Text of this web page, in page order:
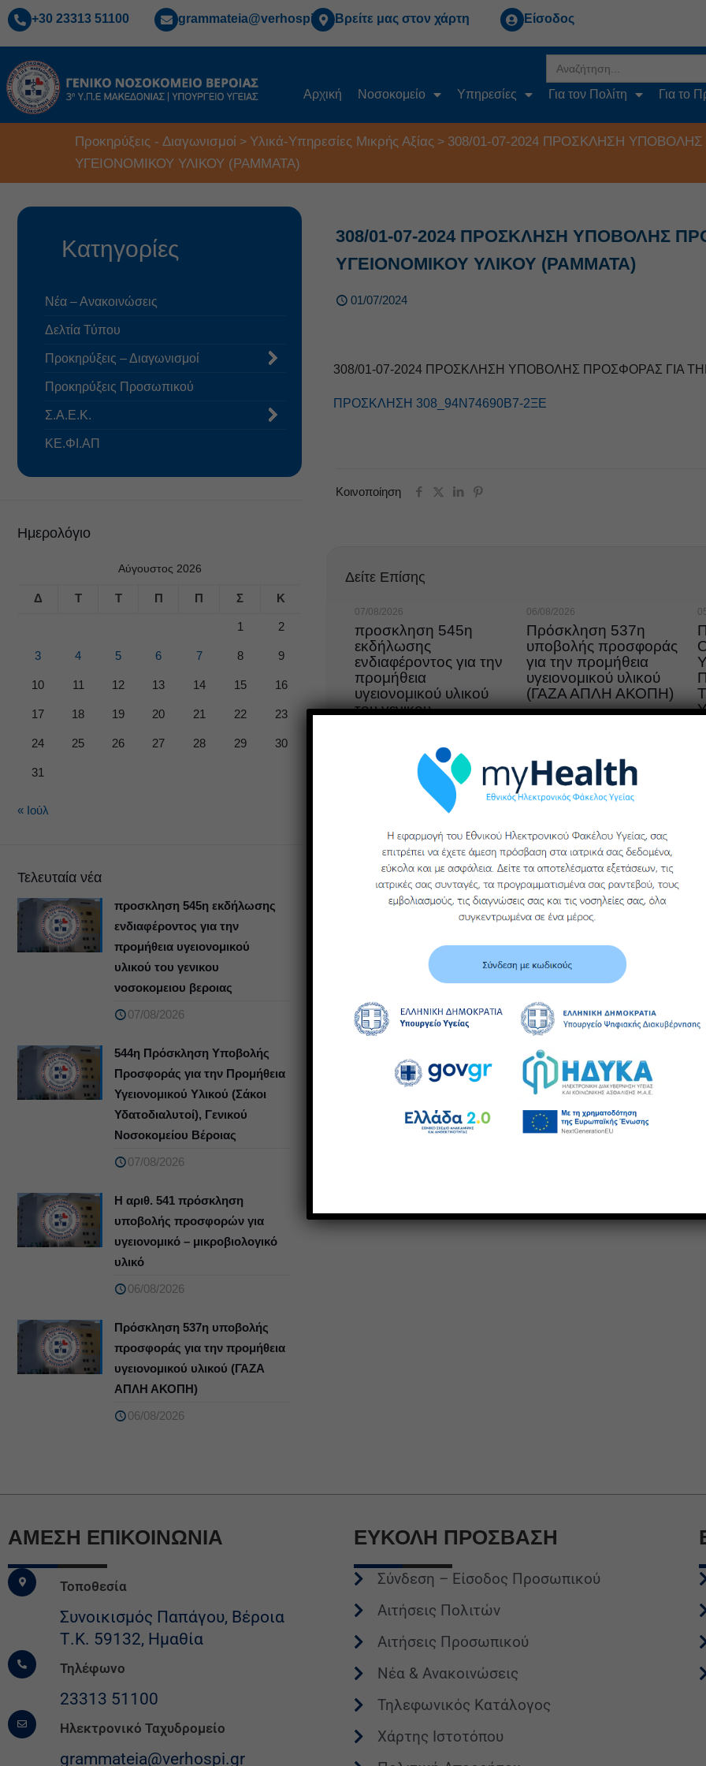
+30 23313 51100 grammateia@verhospi.gr Βρείτε μας στον χάρτη Είσοδος
for:
Αρχική Νοσοκομείο Υπηρεσίες Για τον Πολίτη Για το
Προκηρύξεις - Διαγωνισμοί > Υλικά-Υπηρεσίες Μικρής Αξίας > 308/01-07-2024 ΠΡΟΣΚΛΗΣΗ
ΥΓΕΙΟΝΟΜΙΚΟΥ ΥΛΙΚΟΥ (ΡΑΜΜΑΤΑ)
308/01-07-2024 ΠΡΟΣΚΛΗΣΗ ΥΠΟΒΟΛΗΣ
ΥΓΕΙΟΝΟΜΙΚΟΥ ΥΛΙΚΟΥ (ΡΑΜΜΑΤΑ)
01/07/2024
308/01-07-2024 ΠΡΟΣΚΛΗΣΗ ΥΠΟΒΟΛΗΣ ΠΡΟΣΦΟΡΑΣ ΓΙΑ
ΠΡΟΣΚΛΗΣΗ 308_94Ν74690Β7-2ΞΕ
Κοινοποίηση
Δείτε Επίσης
07/08/2026
προσκληση 545η
εκδήλωσης
ενδιαφέροντος για την
προμήθεια
υγειονομικού υλικού
του γενικου
Περισσότερα
06/08/2026
Πρόσκληση 537η
υποβολής προσφοράς
για την προμήθεια
υγειονομικού υλικού
(ΓΑΖΑ ΑΠΛΗ ΑΚΟΠΗ)
Κατηγορίες
Νέα – Ανακοινώσεις
Δελτία Τύπου
Προκηρύξεις – Διαγωνισμοί
Προκηρύξεις Προσωπικού
Σ.Α.Ε.Κ.
ΚΕ.ΦΙ.ΑΠ
Ημερολόγιο
Αύγουστος 2026
Δ Τ Τ Π Π Σ Κ
1 2
3 4 5 6 7 8 9
10 11 12 13 14 15 16
17 18 19 20 21 22 23
24 25 26 27 28 29 30
31
« Ιούλ
Τελευταία νέα
προσκληση 545η εκδήλωσης
ενδιαφέροντος για την
προμήθεια υγειονομικού
υλικού του γενικου
νοσοκομειου βεροιας
07/08/2026
544η Πρόσκληση Υποβολής
Προσφοράς για την Προμήθεια
Υγειονομικού Υλικού (Σάκοι
Υδατοδιαλυτοί), Γενικού
Νοσοκομείου Βέροιας
07/08/2026
Η αριθ. 541 πρόσκληση
υποβολής προσφορών για
υγειονομικό – μικροβιολογικό
υλικό
06/08/2026
Πρόσκληση 537η υποβολής
προσφοράς για την προμήθεια
υγειονομικού υλικού (ΓΑΖΑ
ΑΠΛΗ ΑΚΟΠΗ)
06/08/2026
ΆΜΕΣΗ ΕΠΙΚΟΙΝΩΝΙΑ
Τοποθεσία
Συνοικισμός Παπάγου, Βέροια
Τ.Κ. 59132, Ημαθία
Τηλέφωνο
23313 51100
Ηλεκτρονικό Ταχυδρομείο
grammateia@verhospi.gr
ΕΥΚΟΛΗ ΠΡΟΣΒΑΣΗ
Σύνδεση – Είσοδος Προσωπικού
Αιτήσεις Πολιτών
Αιτήσεις Προσωπικού
Νέα & Ανακοινώσεις
Τηλεφωνικός Κατάλογος
Χάρτης Ιστοτόπου